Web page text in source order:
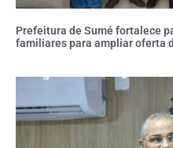
Prefeitura de Sumé fortalece
familiares para ampliar oferta